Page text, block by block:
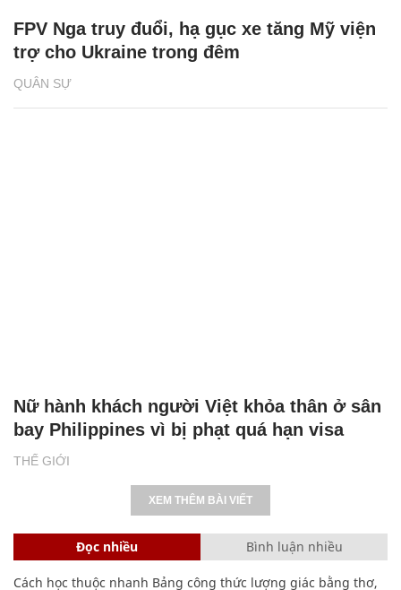
QUÂN SỰ
FPV Nga truy đuổi, hạ gục xe tăng Mỹ viện
trợ cho Ukraine trong đêm
THẾ GIỚI
Nữ hành khách người Việt khỏa thân ở sân
bay Philippines vì bị phạt quá hạn visa
XEM THÊM BÀI VIẾT
Đọc nhiều Bình luận nhiều
Cách học thuộc nhanh Bảng công thức lượng giác bằng thơ,